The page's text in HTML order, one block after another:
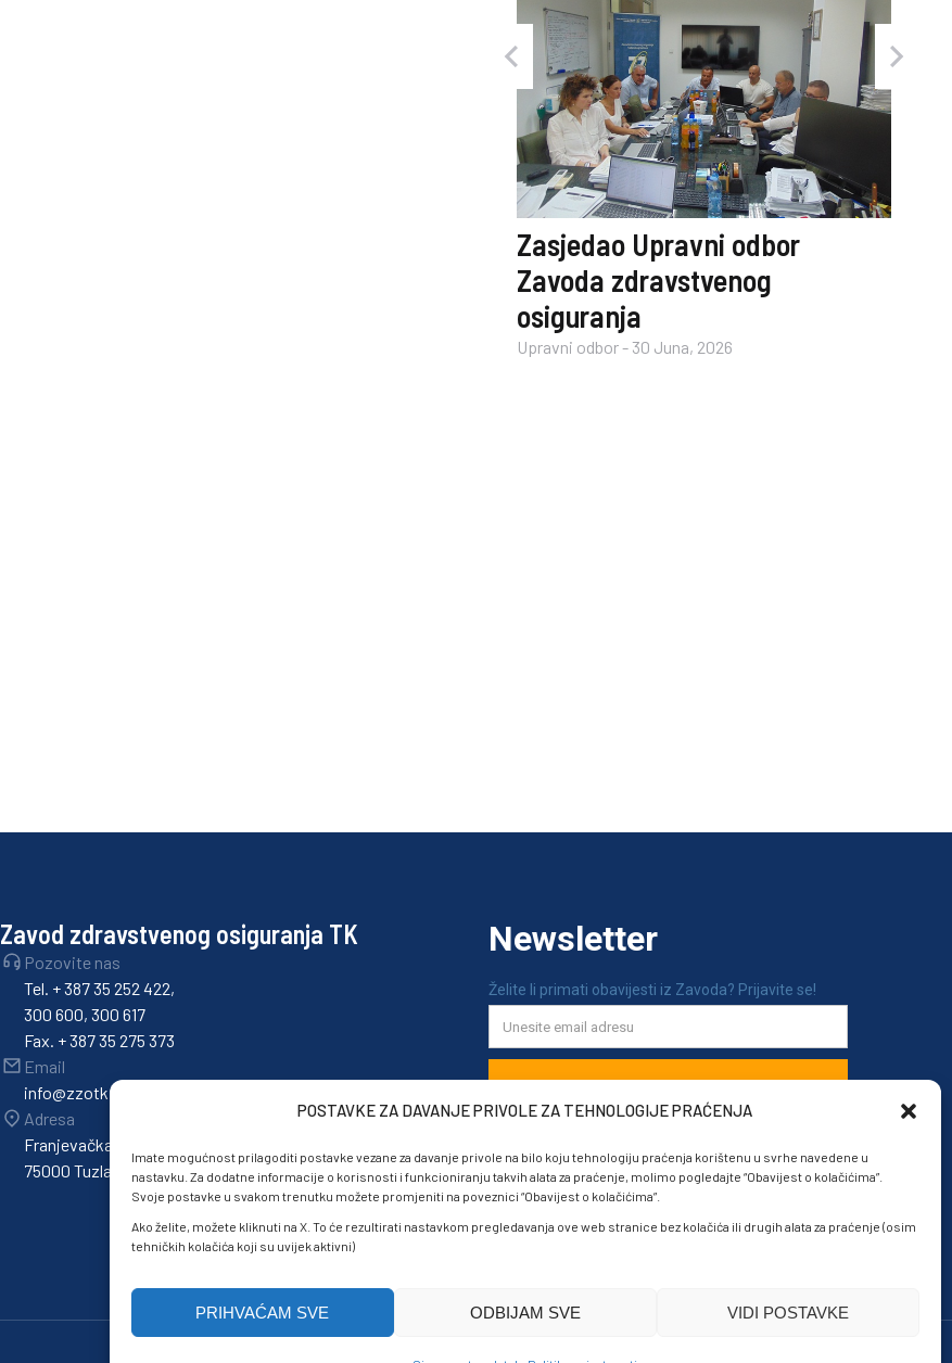
POSTAVKE ZA DAVANJE PRIVOLE ZA TEHNOLOGIJE PRAĆENJA
Imate mogućnost prilagoditi postavke vezane za davanje privole na bilo koju tehnologiju praćenja korištenu u svrhe navedene u
nastavku. Za dodatne informacije o korisnosti i funkcioniranju takvih alata za praćenje, molimo pogledajte “Obavijest o kolačićima”.
Svoje postavke u svakom trenutku možete promjeniti na poveznici “Obavijest o kolačićima”.
Ako želite, možete kliknuti na X. To će rezultirati nastavkom pregledavanja ove web stranice bez kolačića ili drugih alata za praćenje (osim
tehničkih kolačića koji su uvijek aktivni)
PRIHVAĆAM SVE ODBIJAM SVE VIDI POSTAVKE
Zasjedao Upravni odbor
Zavoda zdravstvenog
osiguranja
Upravni odbor- 30 Juna, 2026
Zavod zdravstvenog osiguranja TK
Pozovite nas
Tel. + 387 35 252 422,
300 600, 300 617
Fax. + 387 35 275 373
Email
info@zzotk.ba
Adresa
Franjevačka 36,
75000 Tuzla